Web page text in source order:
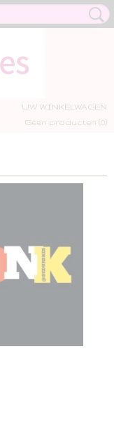
UW WINKELWAGEN
Geen producten (0)